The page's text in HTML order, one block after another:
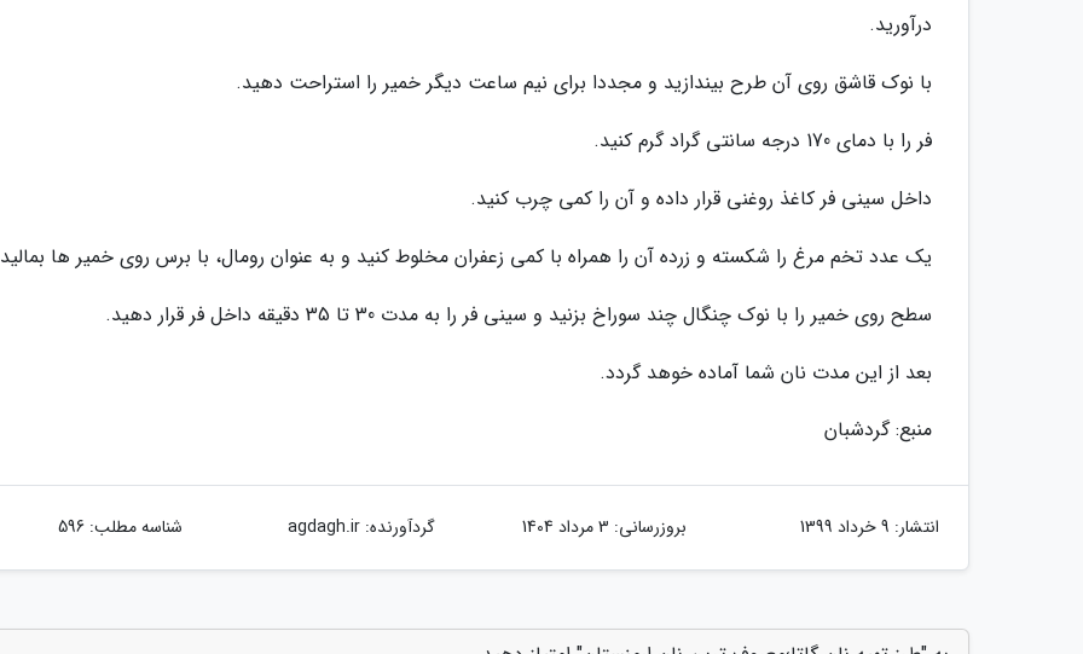
درآورید.
با نوک قاشق روی آن طرح بیندازید و مجددا برای نیم ساعت دیگر خمیر را استراحت دهید.
فر را با دمای 170 درجه سانتی گراد گرم کنید.
داخل سینی فر کاغذ روغنی قرار داده و آن را کمی چرب کنید.
یک عدد تخم مرغ را شکسته و زرده آن را همراه با کمی زعفران مخلوط کنید و به عنوان رومال، با برس روی خمیر ها
سطح روی خمیر را با نوک چنگال چند سوراخ بزنید و سینی فر را به مدت 30 تا 35 دقیقه داخل فر قرار دهید.
بعد از این مدت نان شما آماده خوهد گردد.
منبع: گردشبان
انتشار: 9 خرداد 1399 بروزرسانی: 3 مرداد 1404 گردآورنده:agdagh.ir شناسه مطلب: 596